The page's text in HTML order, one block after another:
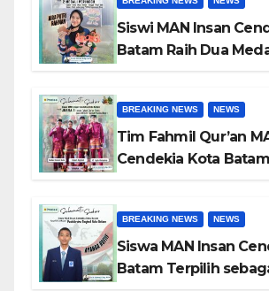
Luar Negeri
Siswi MAN Insan
Batam Raih Dua
Meja
BREAKING NEWS NEWS
Tim Fahmil Qur’an
Cendekia Kota
BREAKING NEWS NEWS
Siswa MAN Insan
Batam Terpilih